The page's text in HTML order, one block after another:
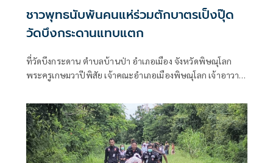
ชาวพุทธนับพันคนแห่ร่วมตักบาตรเป็งปุ๊ด
วัดบึงกระดานแทบแตก
ที่วัดบึงกระดาน ตำบลบ้านป่า อำเภอเมือง จังหวัดพิษณุโลก
พระครูเกษมวาปีพิสัย เจ้าคณะอำเภอเมืองพิษณุโลก เจ้าอาวาส
ประธานฝ่ายสงฆ์ ในพิธีนพเคราะห์ต่อชะตาเสริมบารมี สวด
คาถาบูชาพระอุปคุต 88 จบ และตักบาตรเที่ยงคืน 69 รูป